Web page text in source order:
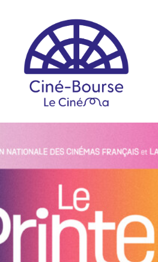
FILMS ET HORAIRES
PRATIQUE